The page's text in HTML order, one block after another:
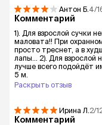
Антон Б. 4/
Комментарий
1). Для взрослой сучки
маловата!! При
просто треснет, а в
лапы... 2). Для взрослой
лучше всего подойдёт
5 м.
Раскрыть отзыв
Ирина Л. 2/
Комментарий